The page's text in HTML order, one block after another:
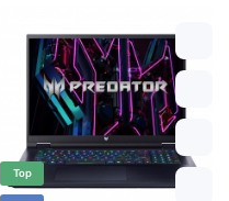
Top